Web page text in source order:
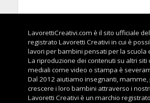
LavorettiCreativi.com è il sito ufficiale
registrato Lavoretti Creativi in cui è
lavori per bambini pensati per la scuola
La riproduzione dei contenuti su altri siti
mediali come video o stampa è
Dal 2012 aiutiamo insegnanti, mamme,
crescere i loro bambini attraverso i
Lavoretti Creativi è un marchio